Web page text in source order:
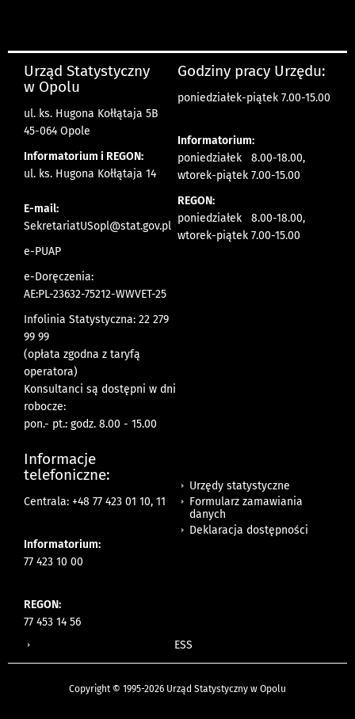
Urząd Statystyczny
w Opolu
ul. ks. Hugona Kołłątaja 5B
45-064 Opole
Informatorium i REGON:
ul. ks. Hugona Kołłątaja 14
E-mail:
SekretariatUSopl@stat.gov.pl
e-PUAP
e-Doręczenia:
AE:PL-23632-75212-WWVET-25
Infolinia Statystyczna: 22 279
99 99
(opłata zgodna z taryfą
operatora)
Konsultanci są dostępni w dni
robocze:
pon.- pt.: godz. 8.00 - 15.00
Godziny pracy Urzędu:
poniedziałek-piątek 7.00-15.00
Informatorium:
poniedziałek 8.00-18.00,
wtorek-piątek 7.00-15.00
REGON:
poniedziałek 8.00-18.00,
wtorek-piątek 7.00-15.00
Informacje
telefoniczne:
Centrala: +48 77 423 01 10, 11
Informatorium:
77 423 10 00
REGON:
77 453 14 56
Urzędy statystyczne
Formularz zamawiania
danych
Deklaracja dostępności
ESS
Copyright © 1995-2026 Urząd Statystyczny w Opolu